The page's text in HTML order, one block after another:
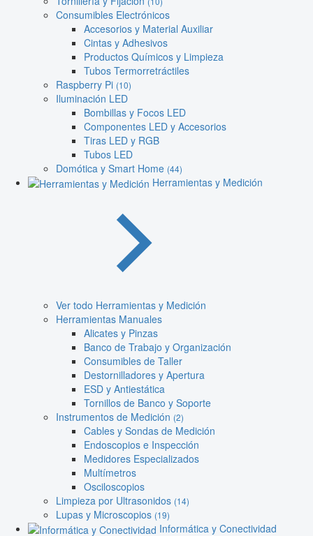
Consumibles Electrónicos
Accesorios y Material Auxiliar
Cintas y Adhesivos
Productos Químicos y Limpieza
Tubos Termorretráctiles
Raspberry Pi (10)
Iluminación LED
Bombillas y Focos LED
Componentes LED y Accesorios
Tiras LED y RGB
Tubos LED
Domótica y Smart Home (44)
Herramientas y Medición
Ver todo Herramientas y Medición
Herramientas Manuales
Alicates y Pinzas
Banco de Trabajo y Organización
Consumibles de Taller
Destornilladores y Apertura
ESD y Antiestática
Tornillos de Banco y Soporte
Instrumentos de Medición (2)
Cables y Sondas de Medición
Endoscopios e Inspección
Medidores Especializados
Multímetros
Osciloscopios
Limpieza por Ultrasonidos (14)
Lupas y Microscopios (19)
Informática y Conectividad